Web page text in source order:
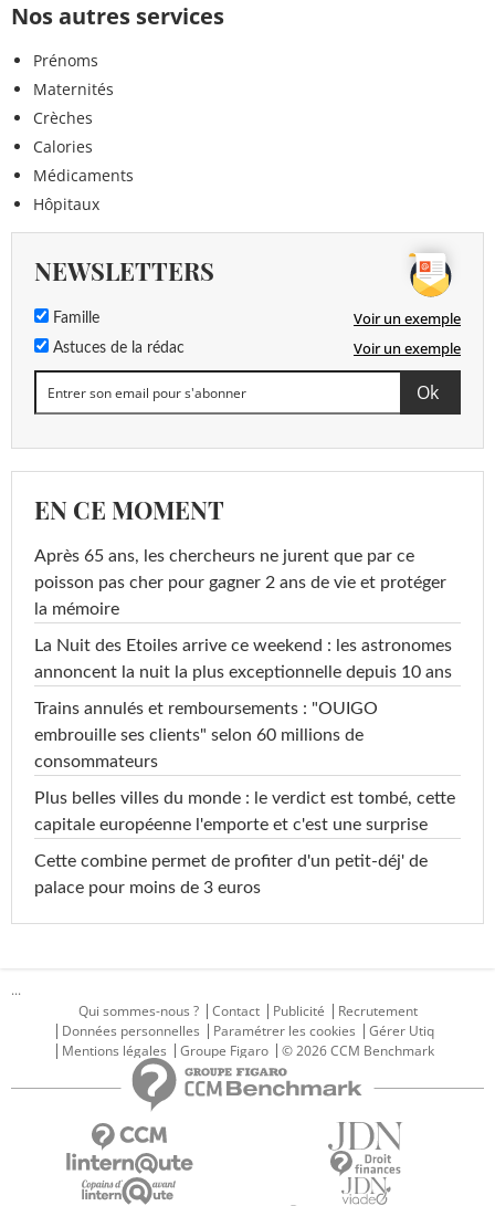
Nos autres services
Prénoms
Maternités
Crèches
Calories
Médicaments
Hôpitaux
NEWSLETTERS
Famille Voir un exemple
Astuces de la rédac Voir un exemple
EN CE MOMENT
Après 65 ans, les chercheurs ne jurent que par ce
poisson pas cher pour gagner 2 ans de vie et protéger
la mémoire
La Nuit des Etoiles arrive ce weekend : les astronomes
annoncent la nuit la plus exceptionnelle depuis 10 ans
Trains annulés et remboursements : "OUIGO
embrouille ses clients" selon 60 millions de
consommateurs
Plus belles villes du monde : le verdict est tombé, cette
capitale européenne l'emporte et c'est une surprise
Cette combine permet de profiter d'un petit-déj' de
palace pour moins de 3 euros
...
Qui sommes-nous ?
Contact Publicité
Recrutement
Données personnelles
Paramétrer les cookies
Gérer Utiq
Mentions légales
Groupe Figaro © 2026 CCM Benchmark